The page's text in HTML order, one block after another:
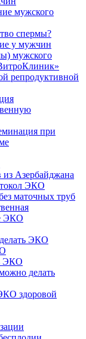
мужского
спермы?
у мужчин
мужского
репродуктивной
при
Азербайджана
ЭКО
маточных труб
ЭКО
ЭКО
ЭКО
делать
здоровой